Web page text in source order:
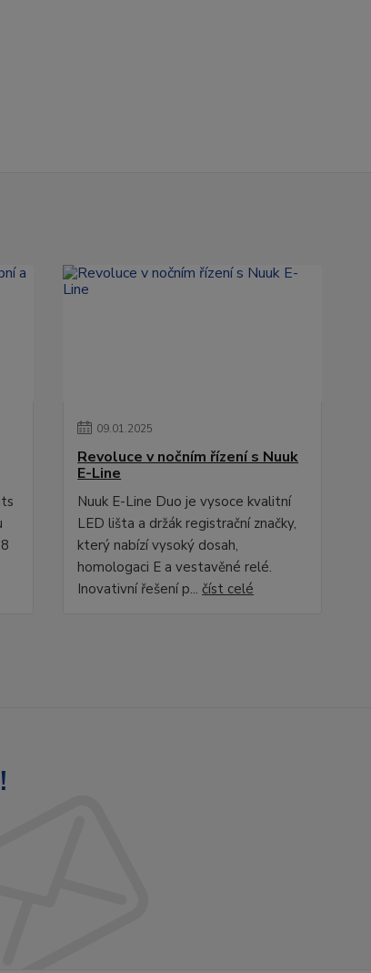
09.01.2025
Revoluce v nočním řízení s Nuuk
E-Line
Nuuk E-Line Duo je vysoce kvalitní
LED lišta a držák registrační značky,
který nabízí vysoký dosah,
homologaci E a vestavěné relé.
Inovativní řešení p...číst celé